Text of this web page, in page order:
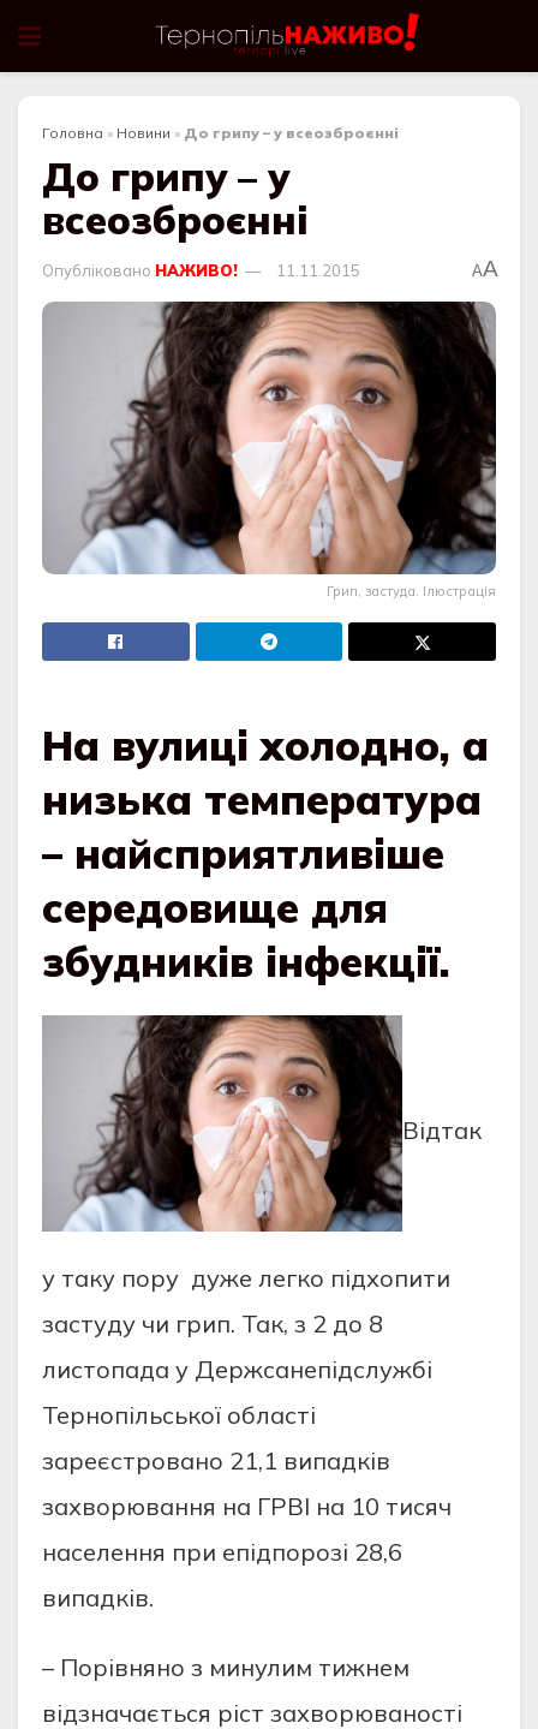
Головна » Новини » До грипу – у всеозброєнні
До грипу – у
всеозброєнні
Опубліковано НАЖИВО! 11.11.2015 AA
Грип, застуда. Ілюстрація
На вулиці холодно, а
низька температура
– найсприятливіше
середовище для
збудників інфекції.
Відтак
у таку пору дуже легко підхопити
застуду чи грип. Так, з 2 до 8
листопада у Держсанепідслужбі
Тернопільської області
зареєстровано 21,1 випадків
захворювання на ГРВІ на 10 тисяч
населення при епідпорозі 28,6
випадків.
– Порівняно з минулим тижнем
відзначається ріст захворюваності